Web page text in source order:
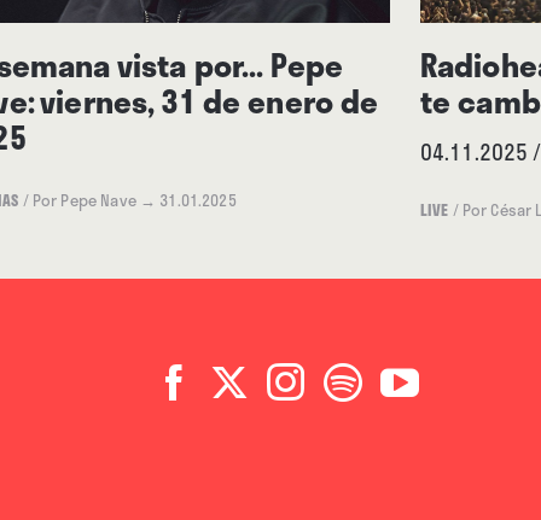
mi alma, las más perversas,
clavos que tenía en el
final he aprendido a vivir con
a componer
vista por... Pepe
viernes, 31 de enero de
/ Por Pepe Nave → 31.01.2025
te
04.11.2025
LIVE / Por César